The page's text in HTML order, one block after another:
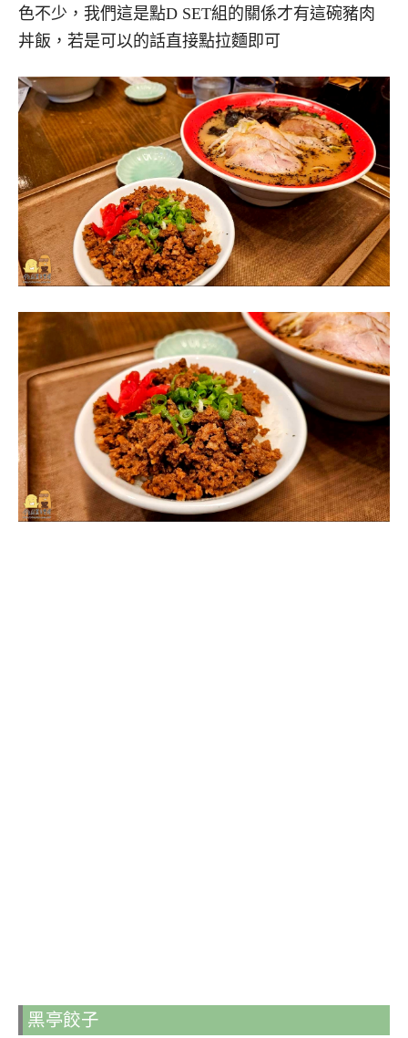
色不少，我們這是點D SET組的關係才有這碗豬肉
丼飯，若是可以的話直接點拉麵即可
黑亭餃子